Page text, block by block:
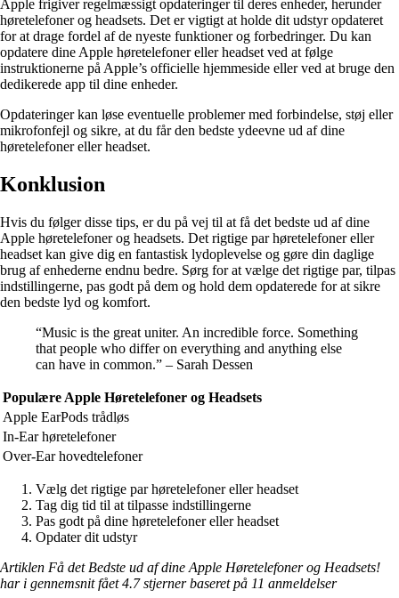
Apple frigiver regelmæssigt opdateringer til deres enheder, herunder
høretelefoner og headsets. Det er vigtigt at holde dit udstyr opdateret
for at drage fordel af de nyeste funktioner og forbedringer. Du kan
opdatere dine Apple høretelefoner eller headset ved at følge
instruktionerne på Apple’s officielle hjemmeside eller ved at bruge den
dedikerede app til dine enheder.
Opdateringer kan løse eventuelle problemer med forbindelse, støj eller
mikrofonfejl og sikre, at du får den bedste ydeevne ud af dine
høretelefoner eller headset.
Konklusion
Hvis du følger disse tips, er du på vej til at få det bedste ud af dine
Apple høretelefoner og headsets. Det rigtige par høretelefoner eller
headset kan give dig en fantastisk lydoplevelse og gøre din daglige
brug af enhederne endnu bedre. Sørg for at vælge det rigtige par, tilpas
indstillingerne, pas godt på dem og hold dem opdaterede for at sikre
den bedste lyd og komfort.
“Music is the great uniter. An incredible force. Something
that people who differ on everything and anything else
can have in common.” – Sarah Dessen
Populære Apple Høretelefoner og Headsets
Apple EarPods trådløs
In-Ear høretelefoner
Over-Ear hovedtelefoner
Vælg det rigtige par høretelefoner eller headset
Tag dig tid til at tilpasse indstillingerne
Pas godt på dine høretelefoner eller headset
Opdater dit udstyr
Artiklen Få det Bedste ud af dine Apple Høretelefoner og Headsets!
har i gennemsnit fået4.7stjerner baseret på 11 anmeldelser